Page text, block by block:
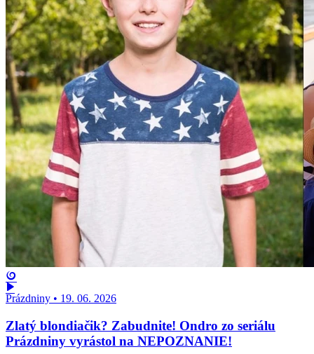
Prázdniny • 19. 06. 2026
Zlatý blondiačik? Zabudnite! Ondro zo seriálu
Prázdniny vyrástol na NEPOZNANIE!